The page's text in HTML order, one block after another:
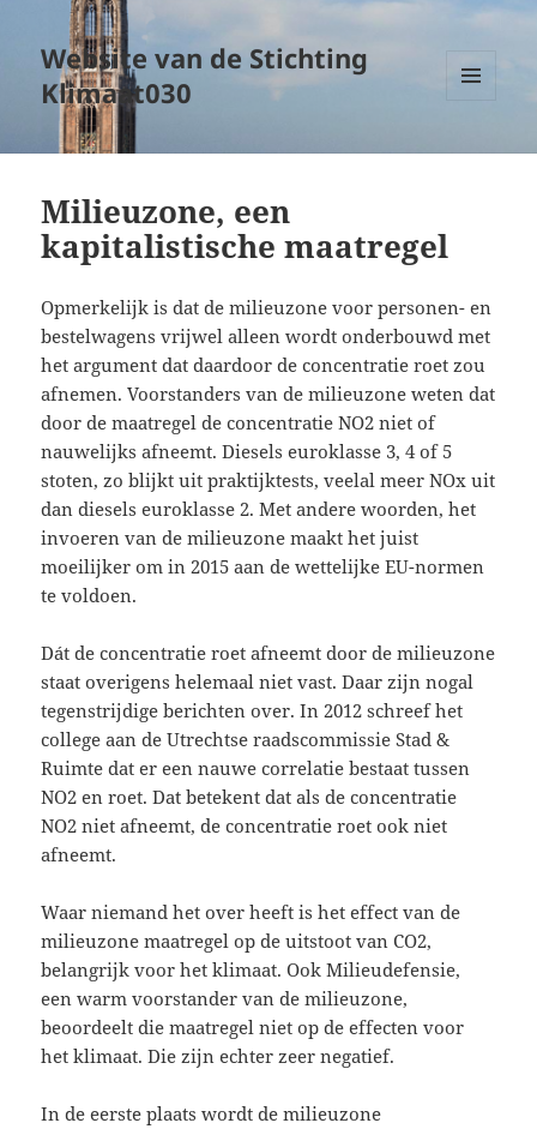
Website van de Stichting
Klimaat030
WIDGETS
Milieuzone, een
kapitalistische maatregel
Opmerkelijk is dat de milieuzone voor personen- en
bestelwagens vrijwel alleen wordt onderbouwd met
het argument dat daardoor de concentratie roet zou
afnemen. Voorstanders van de milieuzone weten dat
door de maatregel de concentratie NO2 niet of
nauwelijks afneemt. Diesels euroklasse 3, 4 of 5
stoten, zo blijkt uit praktijktests, veelal meer NOx uit
dan diesels euroklasse 2. Met andere woorden, het
invoeren van de milieuzone maakt het juist
moeilijker om in 2015 aan de wettelijke EU-normen
te voldoen.
Dát de concentratie roet afneemt door de milieuzone
staat overigens helemaal niet vast. Daar zijn nogal
tegenstrijdige berichten over. In 2012 schreef het
college aan de Utrechtse raadscommissie Stad &
Ruimte dat er een nauwe correlatie bestaat tussen
NO2 en roet. Dat betekent dat als de concentratie
NO2 niet afneemt, de concentratie roet ook niet
afneemt.
Waar niemand het over heeft is het effect van de
milieuzone maatregel op de uitstoot van CO2,
belangrijk voor het klimaat. Ook Milieudefensie,
een warm voorstander van de milieuzone,
beoordeelt die maatregel niet op de effecten voor
het klimaat. Die zijn echter zeer negatief.
In de eerste plaats wordt de milieuzone